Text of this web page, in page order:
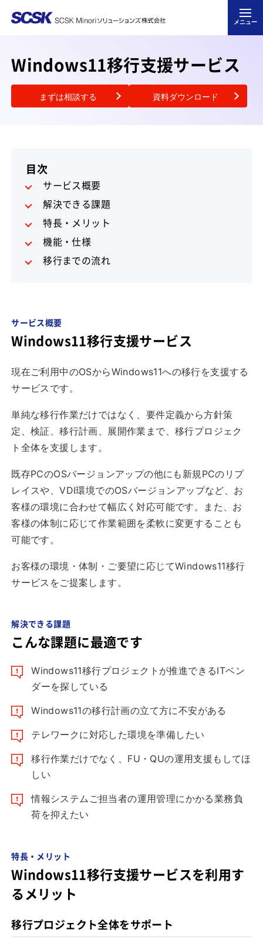
メニュー
Windows11移行支援サービス
まずは相談する 資料ダウンロード
サービス概要
Windows11移行支援サービス
現在ご利用中のOSからWindows11への移行を支援する
サービスです。
単純な移行作業だけではなく、要件定義から方針策
定、検証、移行計画、展開作業まで、移行プロジェク
ト全体を支援します。
既存PCのOSバージョンアップの他にも新規PCのリプ
レイスや、VDI環境でのOSバージョンアップなど、お
客様の環境に合わせて幅広く対応可能です。また、お
客様の体制に応じて作業範囲を柔軟に変更することも
可能です。
お客様の環境・体制・ご要望に応じてWindows11移行
サービスをご提案します。
解決できる課題
こんな課題に最適です
Windows11移行プロジェクトが推進できるITベン
ダーを探している
Windows11の移行計画の立て方に不安がある
テレワークに対応した環境を準備したい
移行作業だけでなく、FU・QUの運用支援もしてほ
しい
情報システムご担当者の運用管理にかかる業務負
荷を抑えたい
特長・メリット
Windows11移行支援サービスを利用す
るメリット
移行プロジェクト全体をサポート
目次
サービス概要
解決できる課題
特長・メリット
機能・仕様
移行までの流れ